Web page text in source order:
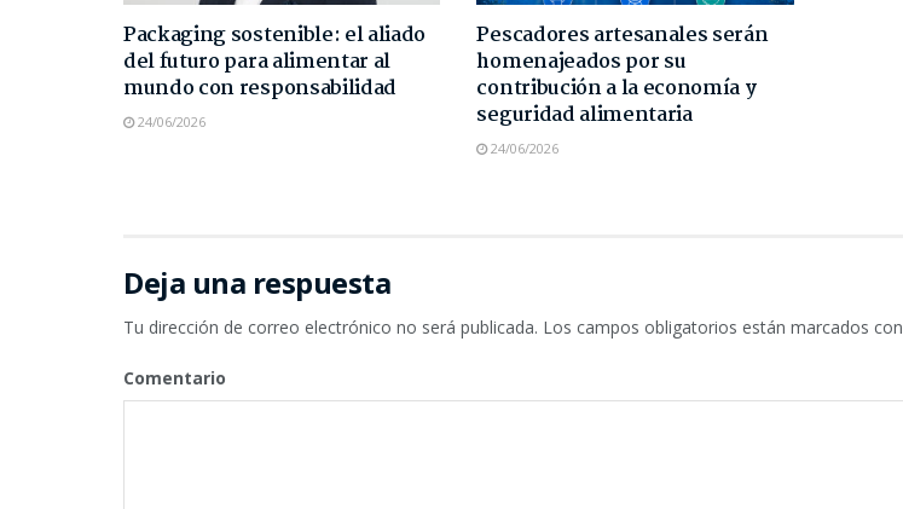
Packaging sostenible: el aliado
del futuro para alimentar al
mundo con responsabilidad
24/06/2026
Pescadores artesanales serán
homenajeados por su
contribución a la economía y
seguridad alimentaria
24/06/2026
Deja una respuesta
Tu dirección de correo electrónico no será publicada. Los campos obligatorios están marcados con
Comentario